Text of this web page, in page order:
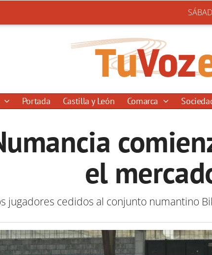
Portada Castilla y León Comarca
el
jugadores cedidos al conjunto numantino